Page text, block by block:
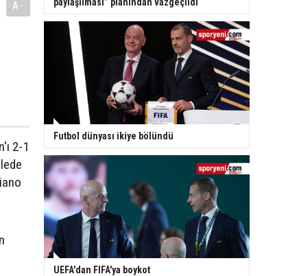
A-
2-1
Futbol dünyası ikiye bölündü
UEFA'dan FIFA'ya boykot